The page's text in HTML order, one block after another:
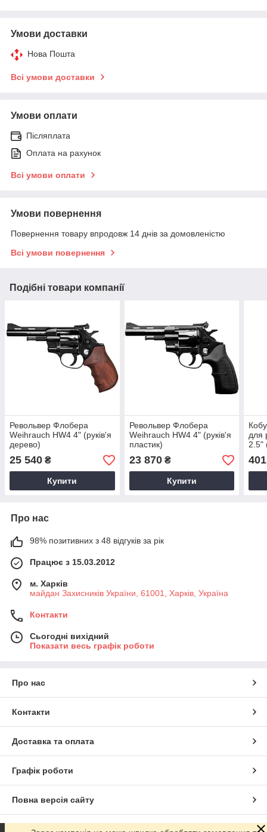
Умови доставки
Нова Пошта
Всі умови доставки
Умови оплати
Післяплата
Оплата на рахунок
Всі умови оплати
Умови повернення
Повернення товару впродовж 14 днів за домовленістю
Всі умови повернення
Подібні товари компанії
Револьвер Флобера
Weihrauch HW4 4" (руків'я
дерево)
25 540 ₴
Купити
Револьвер Флобера
Weihrauch HW4 4" (руків'я
пластик)
23 870₴
Купити
для
2.5"
401
Про нас
98% позитивних з 48 відгуків за рік
Працює з 15.03.2012
м. Харків
майдан Захисників України, 61001, Харків, Україна
Контакти
Сьогодні вихідний
Показати весь графік роботи
Про нас
Контакти
Доставка та оплата
Графік роботи
Повна версія сайту
Сайт створено на маркетплейсіProm.ua